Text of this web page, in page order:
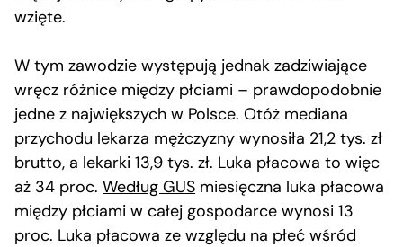
wzięte.
W tym zawodzie występują jednak zadziwiające
wręcz różnice między płciami – prawdopodobnie
jedne z największych w Polsce. Otóż mediana
przychodu lekarza mężczyzny wynosiła 21,2 tys. zł
brutto, a lekarki 13,9 tys. zł. Luka płacowa to więc
aż 34 proc. Według GUS miesięczna luka płacowa
między płciami w całej gospodarce wynosi 13
proc. Luka płacowa ze względu na płeć wśród